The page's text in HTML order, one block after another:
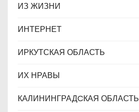
ИЗ ЖИЗНИ
ИНТЕРНЕТ
ИРКУТСКАЯ ОБЛАСТЬ
ИХ НРАВЫ
КАЛИНИНГРАДCКАЯ ОБЛАСТЬ